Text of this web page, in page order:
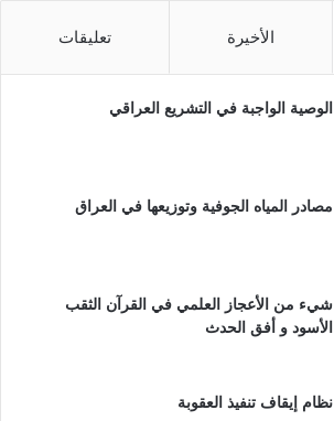
الأخيرة تعليقات
الوصية الواجبة في التشريع العراقي
مصادر المياه الجوفية وتوزيعها في العراق
شيء من الأعجاز العلمي في القرآن الثقب
الأسود و أفق الحدث
نظام إيقاف تنفيذ العقوبة